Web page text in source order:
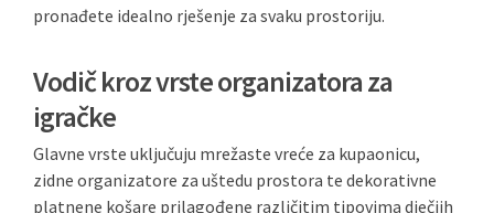
pronađete idealno rješenje za svaku prostoriju.
Vodič kroz vrste organizatora za
igračke
Glavne vrste uključuju mrežaste vreće za kupaonicu,
zidne organizatore za uštedu prostora te dekorativne
platnene košare prilagođene različitim tipovima dječjih